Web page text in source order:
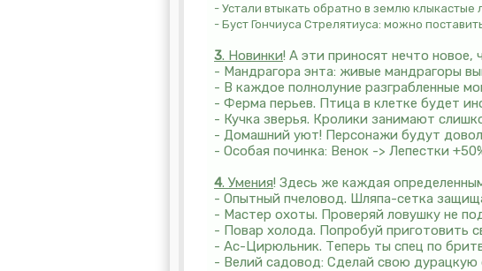
- Устали втыкать обратно в землю клыкастые
- Буст Гончиуса Стрелятиуса: можно
3. Новинки! А эти приносят нечто новое,
- Мандрагора энта: живые мандрагоры
- В каждое полнолуние разграбленные
- Ферма перьев. Птица в клетке будет
- Кучка зверья. Кролики занимают
- Домашний уют! Персонажи будут
- Особая починка: Венок -> Лепестки
4. Умения! Здесь же каждая
- Опытный пчеловод. Шляпа-сетка
- Мастер охоты. Проверяй ловушку не
- Повар холода. Попробуй приготовить
- Ас-Цирюльник. Теперь ты спец по
- Велий садовод: Сделай свою дурацкую